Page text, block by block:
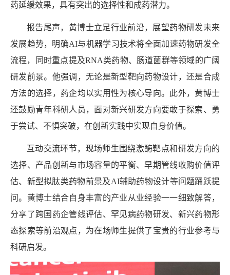
药延缓效果，具有突出的选择性和成药潜力。
报告尾声，黄博士立足行业前沿，展望药物研发未来
发展趋势，明确AI与机器学习技术将全面加速药物研发全
流程，同时重点提及RNA类药物、肠道菌群等领域的广阔
研发前景。他强调，无论是新型靶向药物设计，还是合成
方法的选择，药企均以实用性为核心导向。此外，黄博士
还鼓励青年科研人员，面对新兴研发方向要敢于探索、勇
于尝试、不惧突破，在创新实践中实现自身价值。
互动交流环节，现场师生围绕激酶靶点和研发方向的
选择、产品创新与市场容量的平衡、早期管线收购价值评
估、新型拟肽类药物前景及AI辅助药物设计等问题踊跃提
问。黄博士结合自身丰富的产业从业经验一一细致解答，
分享了跨国药企管线评估、罕见病药物研发、新兴药物形
态探索等前沿观点，为在场师生提供了宝贵的行业参考与
科研启发。